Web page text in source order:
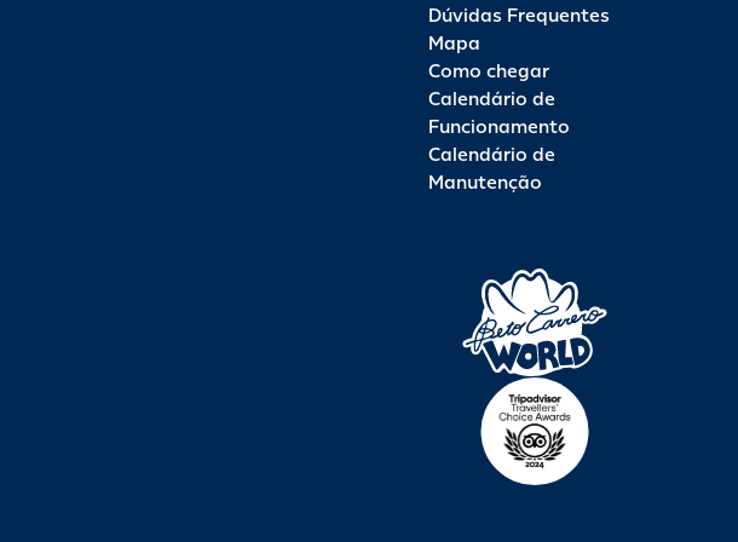
Dúvidas Frequentes
Mapa
Como chegar
Calendário de
Funcionamento
Calendário de
Manutenção